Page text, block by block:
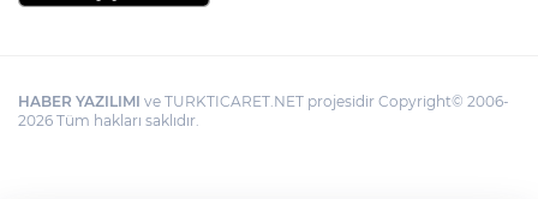
HABER YAZILIMI ve TURKTICARET.NET projesidir Copyright© 2006-
2026 Tüm hakları saklıdır.